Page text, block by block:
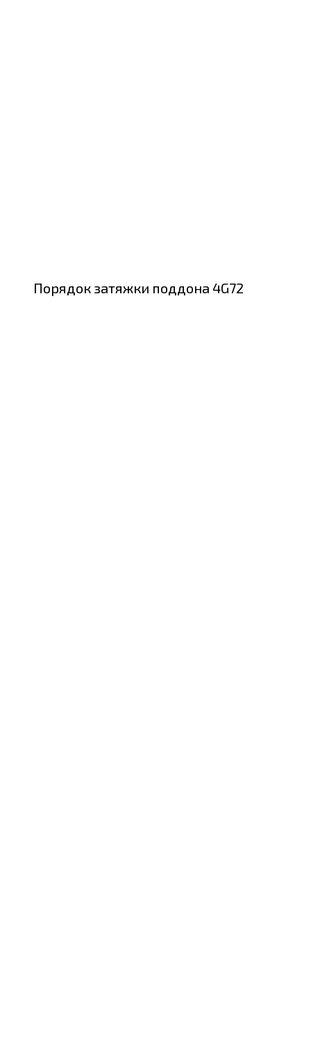
Порядок затяжки поддона 4G72